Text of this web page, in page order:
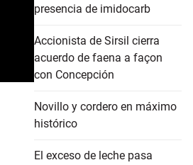
presencia de imidocarb
Accionista de Sirsil cierra
acuerdo de faena a façon
con Concepción
Novillo y cordero en máximo
histórico
El exceso de leche pasa